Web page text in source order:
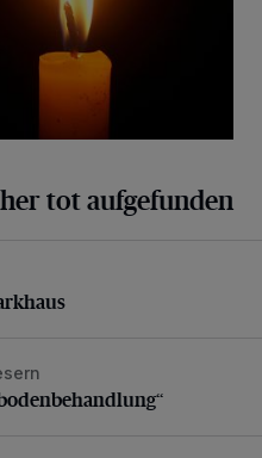
tot aufgefunden